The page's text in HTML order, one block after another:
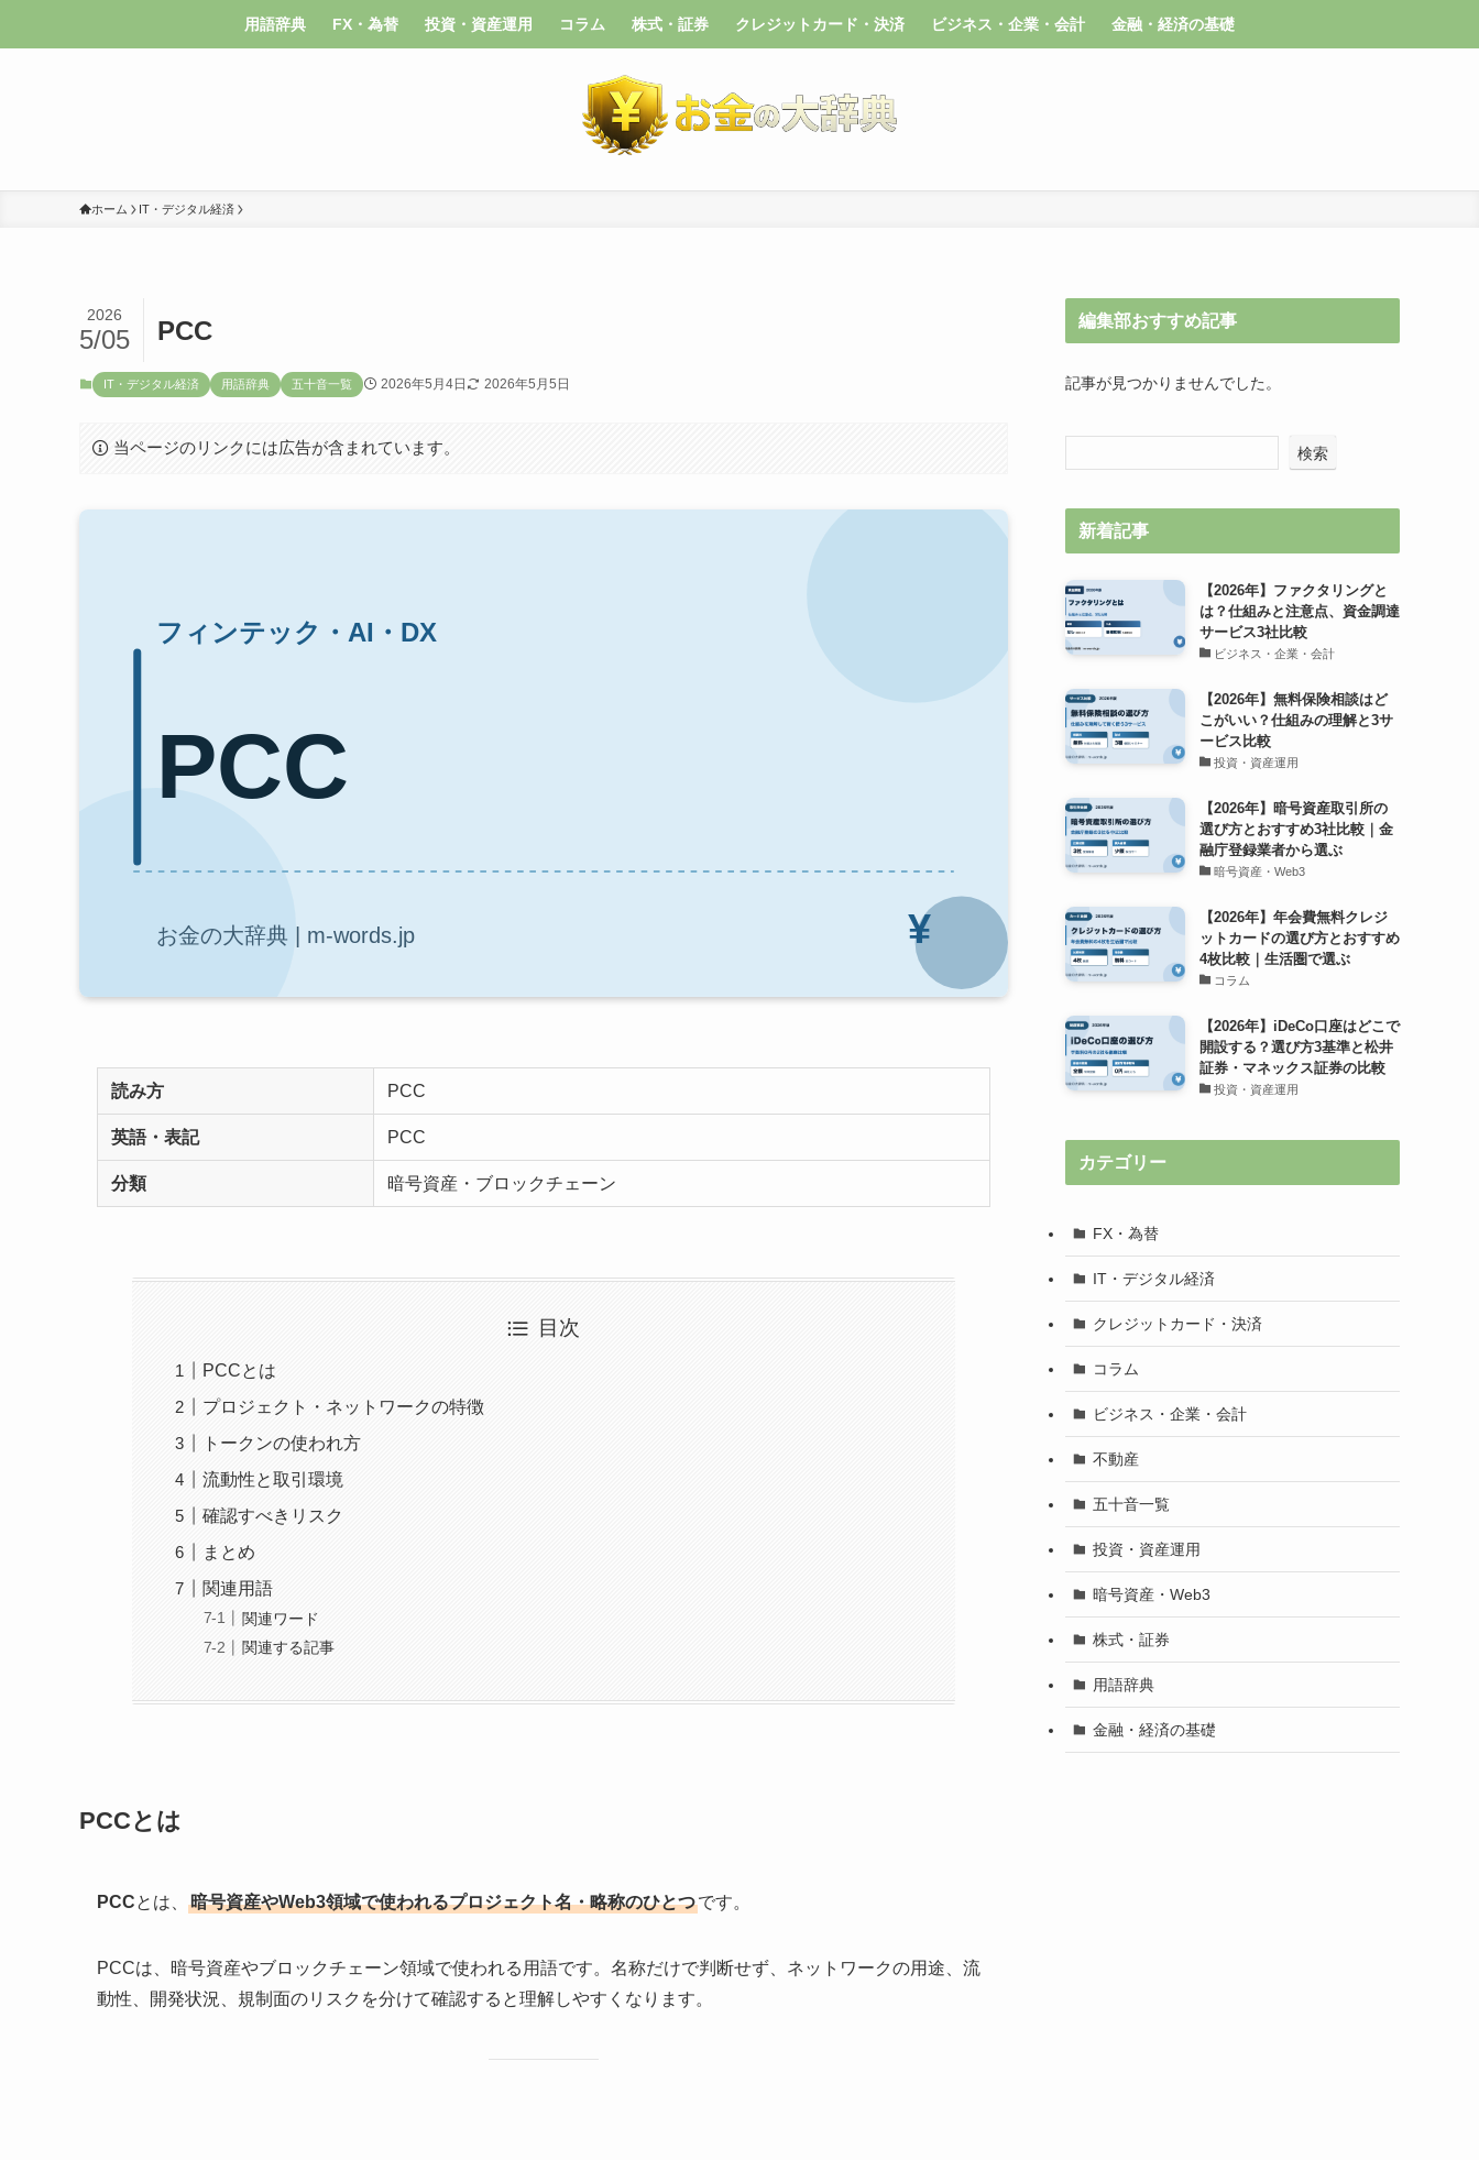
用語辞典 FX・為替 投資・資産運用 コラム 株式・証券 クレジットカード・決済 ビジネス・企業・会計 金融・経済の基礎
ホーム IT・デジタル経済
PCC
2026
5/05
IT・デジタル経済 用語辞典 五十音一覧 2026年5月4日 2026年5月5日
当ページのリンクには広告が含まれています。
読み方 PCC
英語・表記 PCC
分類 暗号資産・ブロックチェーン
目次
PCCとは
プロジェクト・ネットワークの特徴
トークンの使われ方
流動性と取引環境
確認すべきリスク
まとめ
関連用語
関連ワード
関連する記事
PCCとは
PCCとは、 暗号資産やWeb3領域で使われるプロジェクト名・略称のひとつです。
PCCは、暗号資産やブロックチェーン領域で使われる用語です。名称だけで判断せず、ネットワークの用途、流
動性、開発状況、規制面のリスクを分けて確認すると理解しやすくなります。
編集部おすすめ記事
記事が見つかりませんでした。
検索
新着記事
【2026年】ファクタリングと
は？仕組みと注意点、資金調達
サービス3社比較
ビジネス・企業・会計
【2026年】無料保険相談はど
こがいい？仕組みの理解と3サ
ービス比較
投資・資産運用
【2026年】暗号資産取引所の
選び方とおすすめ3社比較｜金
融庁登録業者から選ぶ
暗号資産・Web3
【2026年】年会費無料クレジ
ットカードの選び方とおすすめ
4枚比較｜生活圏で選ぶ
コラム
【2026年】iDeCo口座はどこで
開設する？選び方3基準と松井
証券・マネックス証券の比較
投資・資産運用
カテゴリー
FX・為替
IT・デジタル経済
クレジットカード・決済
コラム
ビジネス・企業・会計
不動産
五十音一覧
投資・資産運用
暗号資産・Web3
株式・証券
用語辞典
金融・経済の基礎